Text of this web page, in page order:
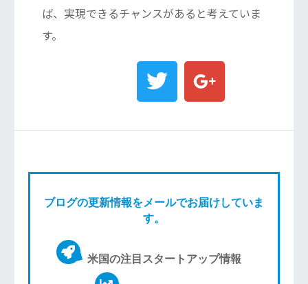
ば、実現できるチャンスがあると考えていま
す。
ブログの更新情報をメールでお届けしていま
す。
米国の注目スタートアップ情報